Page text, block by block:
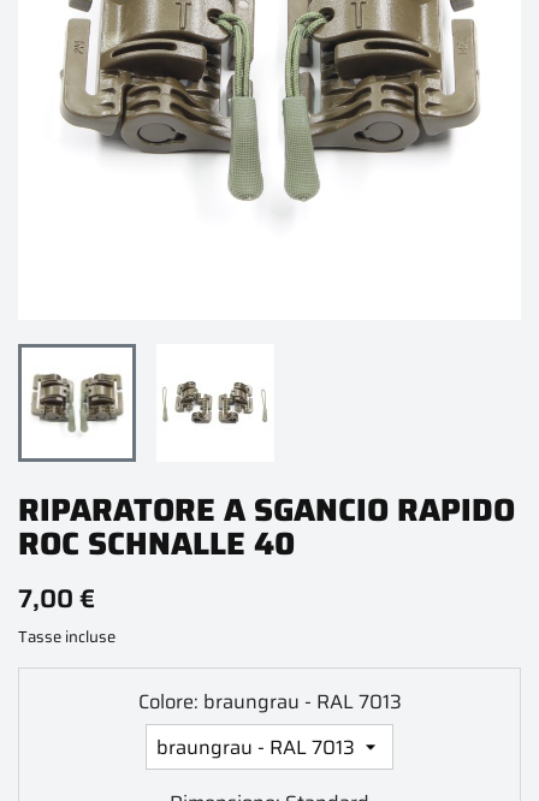
RIPARATORE A SGANCIO RAPIDO
ROC SCHNALLE 40
7,00 €
Tasse incluse
Colore: braungrau - RAL 7013